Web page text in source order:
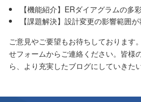
【機能紹介】ERダイアグラムの多
【課題解決】設計変更の影響範囲
ご意見やご要望もお待ちしております
せフォームからご連絡ください。皆様
ら、より充実したブログにしていきた